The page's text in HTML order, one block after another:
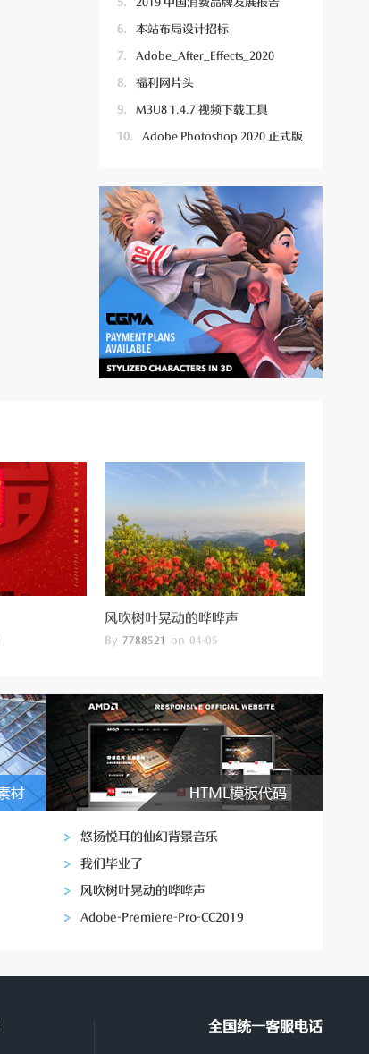
6.
本站布局设计招标
7.
Adobe_After_Effects_2020
8.
福利网片头
9.
M3U8 1.4.7 视频下载工具
10.
Adobe Photoshop 2020 正式版
风吹树叶晃动的哗哗声
By 7788521 on 04-05
悠扬悦耳的仙幻背景音乐
我们毕业了
风吹树叶晃动的哗哗声
Adobe-Premiere-Pro-CC2019
全国统一客服电话